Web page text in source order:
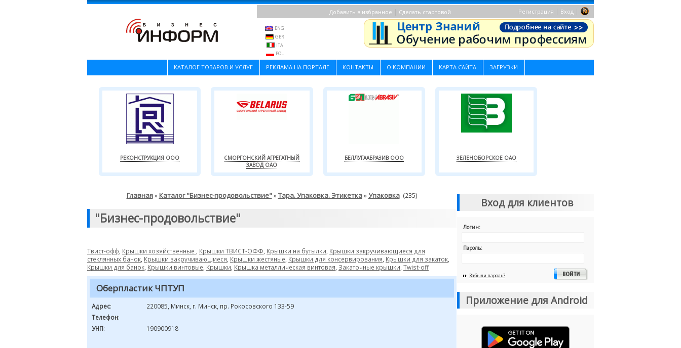
Регистрация Вход
Добавить в избранное Сделать стартовой
ENG
GER
ITA
POL
КАТАЛОГ ТОВАРОВ И УСЛУГ РЕКЛАМА НА ПОРТАЛЕ КОНТАКТЫ О КОМПАНИИ КАРТА САЙТА ЗАГРУЗКИ
РЕКОНСТРУКЦИЯ ООО
СМОРГОНСКИЙ АГРЕГАТНЫЙ
ЗАВОД ОАО
БЕЛЛУГААБРАЗИВ ООО ЗЕЛЕНОБОРСКОЕ ОАО
Главная» Каталог "Бизнес-продовольствие"»Тара. Упаковка. Этикетка»Упаковка(235)
"Бизнес-продовольствие"
Твист-офф Крышки хозяйственные Крышки ТВИСТ-ОФФ Крышки на бутылки Крышки закручивающиеся для
стеклянных банок Крышки закручивающиеся Крышки жестяные Крышки для консервирования Крышки для закаток
Крышки для банок Крышки винтовые Крышки Крышка металлическая винтовая Закаточные крышки Twist-off
Оберпластик ЧПТУП
Адрес:
220085, Минск, г. Минск, пр. Рокосовского 133-59
Телефон:
УНП: 190900918
Вход для клиентов
Логин:
Пароль:
Забыли пароль?
Приложение для Android